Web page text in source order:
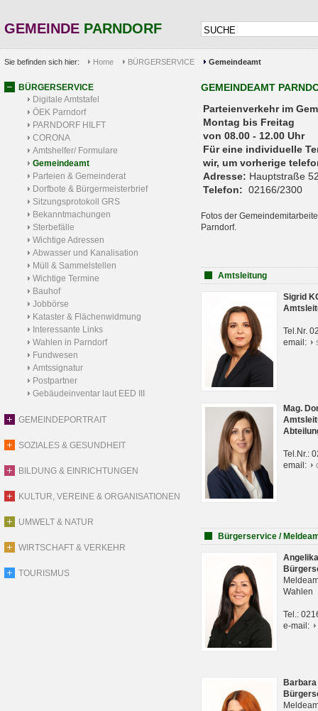
GEMEINDE PARNDORF
Sie befinden sich hier: Home BÜRGERSERVICE Gemeindeamt
BÜRGERSERVICE
Digitale Amtstafel
ÖEK Parndorf
PARNDORF HILFT
CORONA
Amtshelfer/ Formulare
Gemeindeamt
Parteien & Gemeinderat
Dorfbote & Bürgermeisterbrief
Sitzungsprotokoll GRS
Bekanntmachungen
Sterbefälle
Wichtige Adressen
Abwasser und Kanalisation
Müll & Sammelstellen
Wichtige Termine
Bauhof
Jobbörse
Kataster & Flächenwidmung
Interessante Links
Wahlen in Parndorf
Fundwesen
Amtssignatur
Postpartner
Gebäudeinventar laut EED III
GEMEINDEPORTRAIT
SOZIALES & GESUNDHEIT
BILDUNG & EINRICHTUNGEN
KULTUR, VEREINE & ORGANISATIONEN
UMWELT & NATUR
WIRTSCHAFT & VERKEHR
TOURISMUS
GEMEINDEAMT
Parteienverkehr
Montag bis Freitag
von 08.00 - 12.00 Uhr
Für eine individuelle
wir, um vorherige
Adresse: Hauptstraße
Telefon: 02166/2300
Fotos der
Parndorf.
Amtsleitung
Sigrid
Tel.Nr.
email:
Mag.
Tel.Nr.:
email:
Bürgerservice /
Wahlen
Tel.:
e-mail: